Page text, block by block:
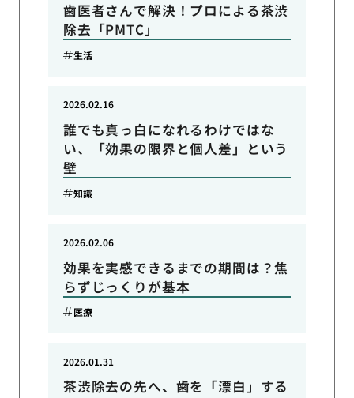
歯医者さんで解決！プロによる茶渋
除去「PMTC」
生活
誰でも真っ白になれるわけではな
い、「効果の限界と個人差」という
壁
2026.02.16
知識
効果を実感できるまでの期間は？焦
らずじっくりが基本
2026.02.06
医療
茶渋除去の先へ、歯を「漂白」する
2026.01.31